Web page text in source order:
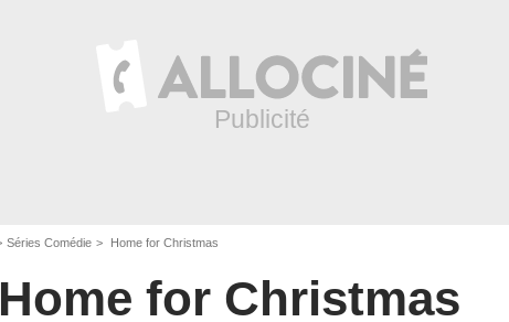
Séries Comédie Home for Christmas
Home for Christmas